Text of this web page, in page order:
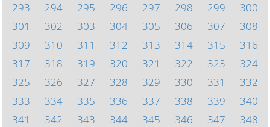
293
294 295 296 297 298 299
300
301
302 303 304 305 306 307
308
309
310 311 312 313 314 315
316
317
318 319 320 321 322 323
324
325
326 327 328 329 330 331
332
333
334 335 336 337 338 339
340
341
342 343 344 345 346 347
348